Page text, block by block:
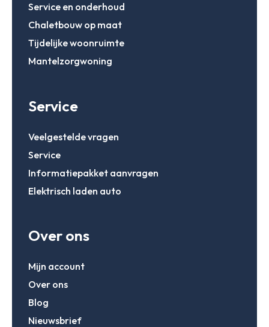
Service en onderhoud
Chaletbouw op maat
Tijdelijke woonruimte
Mantelzorgwoning
Service
Veelgestelde vragen
Service
Informatiepakket aanvragen
Elektrisch laden auto
Over ons
Mijn account
Over ons
Blog
Nieuwsbrief